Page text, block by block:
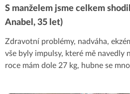
S manželem jsme celkem
Anabel, 35 let)
Zdravotní problémy, nadváha,
vše byly impulsy, které mě navedly
roce mám dole 27 kg, hubne se